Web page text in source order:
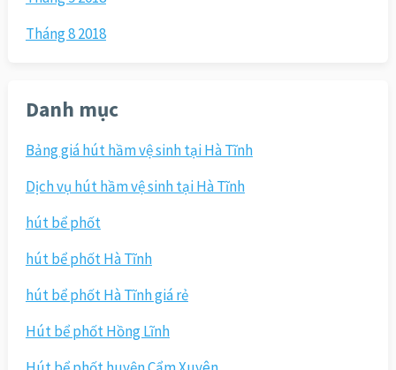
Tháng 8 2018
Danh mục
Bảng giá hút hầm vệ sinh tại Hà Tĩnh
Dịch vụ hút hầm vệ sinh tại Hà Tĩnh
hút bể phốt
hút bể phốt Hà Tĩnh
hút bể phốt Hà Tĩnh giá rẻ
Hút bể phốt Hồng Lĩnh